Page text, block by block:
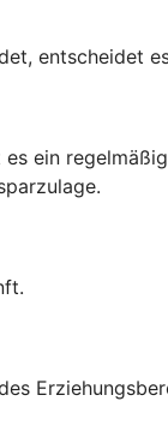
entscheidet
ein